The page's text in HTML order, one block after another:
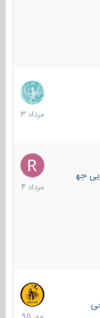
2
مرداد
1403
جهان
16
مرداد
1404
27
مهر
1395